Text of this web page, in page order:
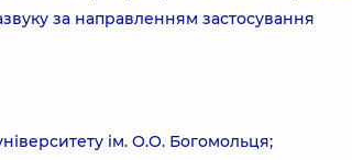
за направленням застосування
ім. О.О. Богомольця;